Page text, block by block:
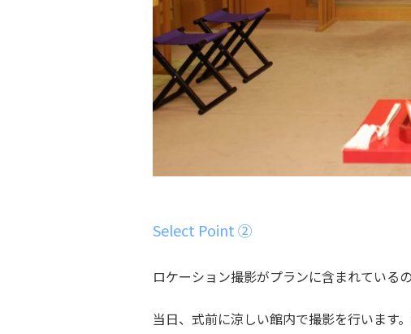
Select Point ②
ロケーション撮影がプランに含まれている
当日、式前に涼しい館内で撮影を行います